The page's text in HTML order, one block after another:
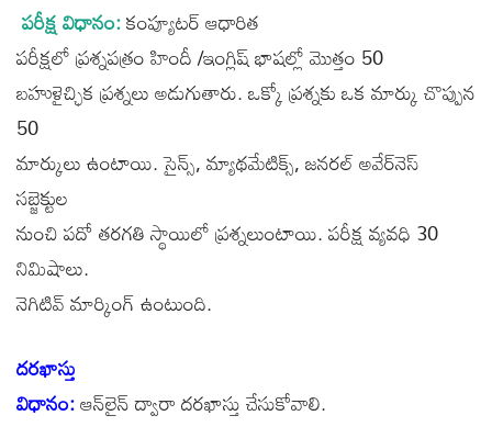
పరీక్ష విధానం:కంప్యూటర్‌ ఆధారిత
పరీక్షలో ప్రశ్నపత్రం హిందీ /ఇంగ్లిష్‌ భాషల్లో మొత్తం 50
బహుళైచ్ఛిక ప్రశ్నలు అడుగుతారు. ఒక్కో ప్రశ్నకు ఒక మార్కు చొప్పున
50
మార్కులు ఉంటాయి. సైన్స్, మ్యాథమేటిక్స్, జనరల్‌ అవేర్‌నెస్‌
సబ్జెక్టుల
నుంచి పదో తరగతి స్థాయిలో ప్రశ్నలుంటాయి. పరీక్ష వ్యవధి 30
నిమిషాలు.
నెగిటివ్‌ మార్కింగ్‌ ఉంటుంది.
దరఖాస్తు
విధానం:ఆన్‌లైన్‌ ద్వారా దరఖాస్తు చేసుకోవాలి.